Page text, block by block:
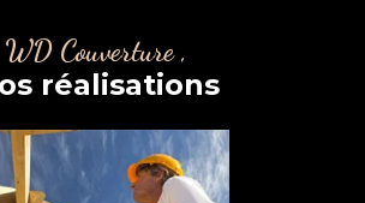
WD Couverture ,
réalisations